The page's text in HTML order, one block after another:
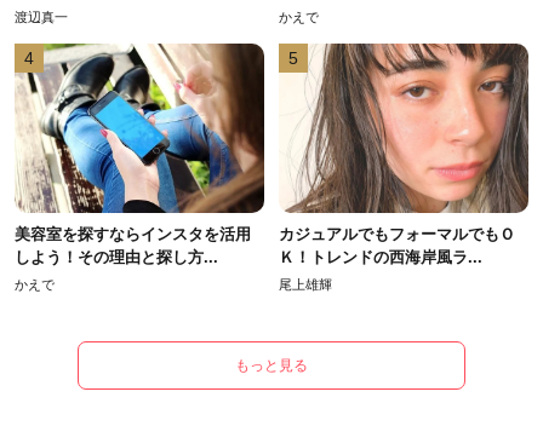
渡辺真一 かえで
4
美容室を探すならインスタを活用
しよう！その理由と探し方...
かえで
5
カジュアルでもフォーマルでもＯ
Ｋ！トレンドの西海岸風ラ...
尾上雄輝
もっと見る